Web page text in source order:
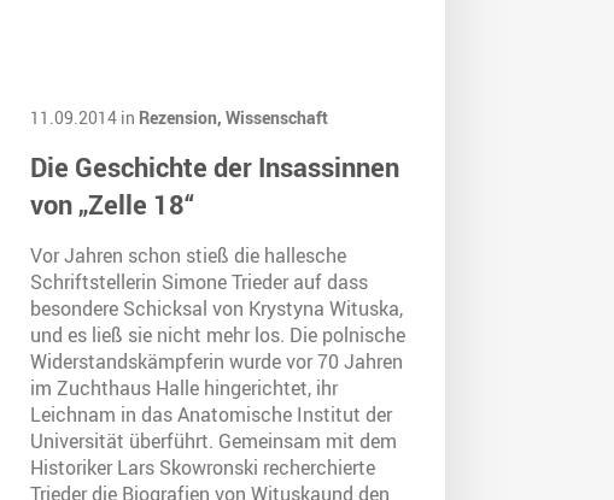
11.09.2014 in Rezension, Wissenschaft
Die Geschichte der Insassinnen
von „Zelle 18“
Vor Jahren schon stieß die hallesche
Schriftstellerin Simone Trieder auf dass
besondere Schicksal von Krystyna Wituska,
und es ließ sie nicht mehr los. Die polnische
Widerstandskämpferin wurde vor 70 Jahren
im Zuchthaus Halle hingerichtet, ihr
Leichnam in das Anatomische Institut der
Universität überführt. Gemeinsam mit dem
Historiker Lars Skowronski recherchierte
Trieder die Biografien von Wituskaund den